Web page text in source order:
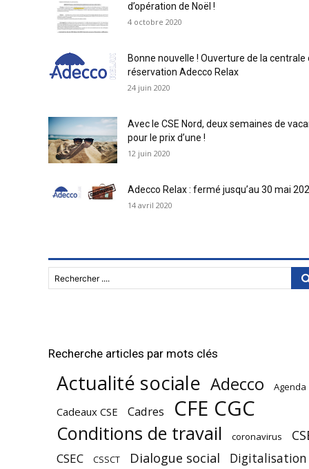
d’opération de Noël !
4 octobre 2020
Bonne nouvelle ! Ouverture de la centrale
réservation Adecco Relax
24 juin 2020
Avec le CSE Nord, deux semaines de
pour le prix d’une !
12 juin 2020
Adecco Relax : fermé jusqu’au 30 mai
14 avril 2020
Rechercher ....
Recherche articles par mots clés
Actualité sociale Adecco Agenda
Cadeaux CSE Cadres CFE CGC
Conditions de travail coronavirus
CSEC CSSCT Dialogue social Digitalisation